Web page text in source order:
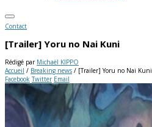
Contact
[Trailer] Yoru no Nai Kuni
Rédigé par Michaël KIPPO
Accueil / Breaking news / [Trailer] Yoru no Nai Kuni
Facebook Twitter Email